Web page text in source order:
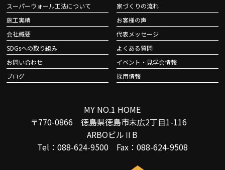
スーパーウォール工法について
家づくりの流れ
施工実績
お客様の声
会社概要
代表メッセージ
SDGsへの取り組み
よくある質問
お問い合わせ
イベント・見学会情報
ブログ
採用情報
MY NO.1 HOME
〒770-0866 徳島県徳島市末広2丁目1-116
ARBOビルⅡB
Tel：088-624-9500 Fax：088-624-9508